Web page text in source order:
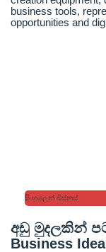
සිංහලෙන් බිස්නස්
අඩු මුදලකින්
Business